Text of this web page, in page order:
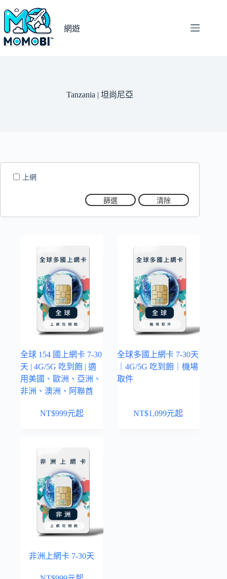
主
要
網遊
Tanzania | 坦尚尼亞
上網
篩選 清除
全球 154 國上網卡 7-30
天 | 4G/5G 吃到飽 | 適
用美國、歐洲、亞洲、
非洲、澳洲、阿聯酋
NT$999元起
全球多國上網卡 7-30天
｜4G/5G 吃到飽｜機場
取件
NT$1,099元起
非洲上網卡 7-30天